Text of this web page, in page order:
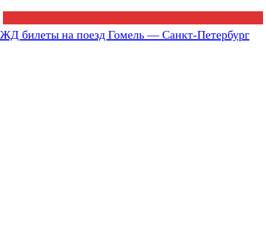
ЖД билеты на поезд Гомель — Санкт-Петербург